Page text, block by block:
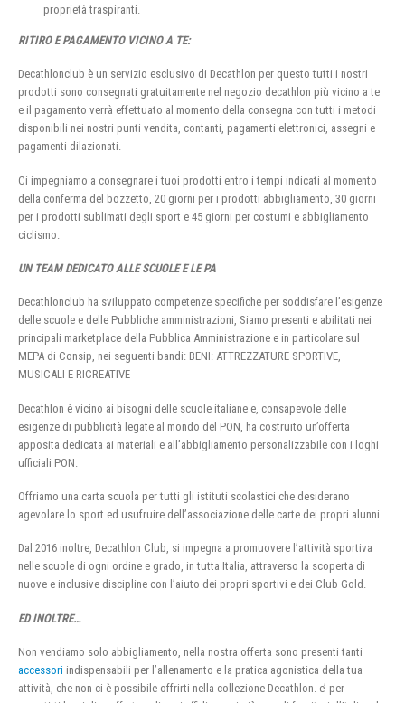
proprietà traspiranti.
RITIRO E PAGAMENTO VICINO A TE:
Decathlonclub è un servizio esclusivo di Decathlon per questo tutti i nostri
prodotti sono consegnati gratuitamente nel negozio decathlon più vicino a te
e il pagamento verrà effettuato al momento della consegna con tutti i metodi
disponibili nei nostri punti vendita, contanti, pagamenti elettronici, assegni e
pagamenti dilazionati.
Ci impegniamo a consegnare i tuoi prodotti entro i tempi indicati al momento
della conferma del bozzetto, 20 giorni per i prodotti abbigliamento, 30 giorni
per i prodotti sublimati degli sport e 45 giorni per costumi e abbigliamento
ciclismo.
UN TEAM DEDICATO ALLE SCUOLE E LE PA
Decathlonclub ha sviluppato competenze specifiche per soddisfare l’esigenze
delle scuole e delle Pubbliche amministrazioni, Siamo presenti e abilitati nei
principali marketplace della Pubblica Amministrazione e in particolare sul
MEPA di Consip, nei seguenti bandi: BENI: ATTREZZATURE SPORTIVE,
MUSICALI E RICREATIVE
Decathlon è vicino ai bisogni delle scuole italiane e, consapevole delle
esigenze di pubblicità legate al mondo del PON, ha costruito un’offerta
apposita dedicata ai materiali e all’abbigliamento personalizzabile con i loghi
ufficiali PON.
Offriamo una carta scuola per tutti gli istituti scolastici che desiderano
agevolare lo sport ed usufruire dell’associazione delle carte dei propri alunni.
Dal 2016 inoltre, Decathlon Club, si impegna a promuovere l’attività sportiva
nelle scuole di ogni ordine e grado, in tutta Italia, attraverso la scoperta di
nuove e inclusive discipline con l’aiuto dei propri sportivi e dei Club Gold.
ED INOLTRE…
Non vendiamo solo abbigliamento, nella nostra offerta sono presenti tanti
accessori indispensabili per l’allenamento e la pratica agonistica della tua
attività, che non ci è possibile offrirti nella collezione Decathlon. e’ per